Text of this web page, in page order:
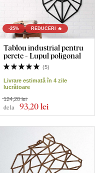
-25% REDUCERI 🔥
Tablou industrial pentru
perete - Lupul poligonal
(5)
Livrare estimată în 4 zile
lucrătoare
de la 93,20 lei
124,20 lei